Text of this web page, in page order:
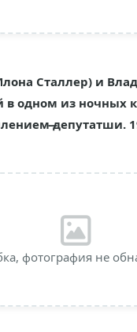
Сталлер) и
одном из ночных
̶депутатши.
фотография не